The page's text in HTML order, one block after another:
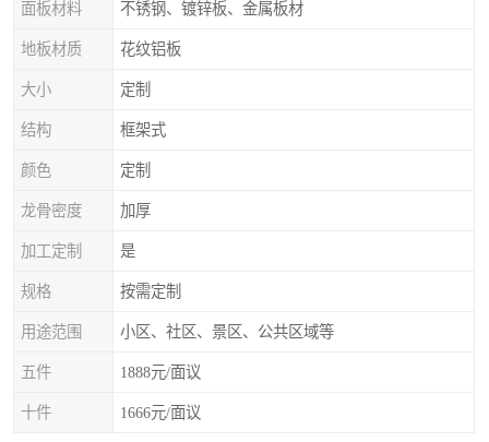
面板材料 不锈钢、镀锌板、金属板材
地板材质 花纹铝板
大小 定制
结构 框架式
颜色 定制
龙骨密度 加厚
加工定制 是
规格 按需定制
用途范围 小区、社区、景区、公共区域等
五件 1888元/面议
十件 1666元/面议